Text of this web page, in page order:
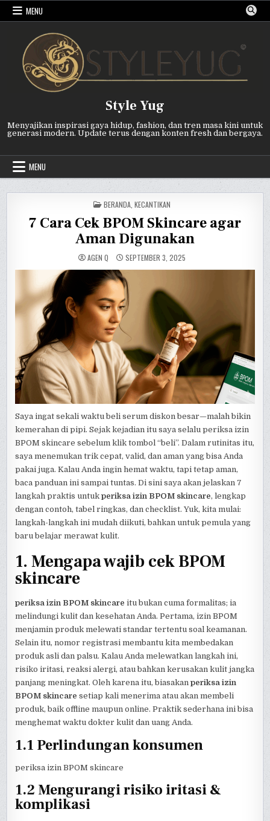
Skip
MENU
Style Yug
Menyajikan inspirasi gaya hidup, fashion, dan tren masa kini untuk
generasi modern. Update terus dengan konten fresh dan bergaya.
MENU
POSTED
IN
BERANDA KECANTIKAN
7 Cara Cek BPOM Skincare agar
Aman Digunakan
AGEN Q SEPTEMBER 3, 2025
Saya ingat sekali waktu beli serum diskon besar—malah bikin
kemerahan di pipi. Sejak kejadian itu saya selalu periksa izin
BPOM skincare sebelum klik tombol “beli”. Dalam rutinitas itu,
saya menemukan trik cepat, valid, dan aman yang bisa Anda
pakai juga. Kalau Anda ingin hemat waktu, tapi tetap aman,
baca panduan ini sampai tuntas. Di sini saya akan jelaskan 7
langkah praktis untukperiksa izin BPOM skincare, lengkap
dengan contoh, tabel ringkas, dan checklist. Yuk, kita mulai:
langkah-langkah ini mudah diikuti, bahkan untuk pemula yang
baru belajar merawat kulit.
1. Mengapa wajib cek BPOM
skincare
periksa izin BPOM skincare itu bukan cuma formalitas; ia
melindungi kulit dan kesehatan Anda. Pertama, izin BPOM
menjamin produk melewati standar tertentu soal keamanan.
Selain itu, nomor registrasi membantu kita membedakan
produk asli dan palsu. Kalau Anda melewatkan langkah ini,
risiko iritasi, reaksi alergi, atau bahkan kerusakan kulit jangka
panjang meningkat. Oleh karena itu, biasakanperiksa izin
BPOM skincare setiap kali menerima atau akan membeli
produk, baik offline maupun online. Praktik sederhana ini bisa
menghemat waktu dokter kulit dan uang Anda.
1.1 Perlindungan konsumen
periksa izin BPOM skincare
1.2 Mengurangi risiko iritasi &
komplikasi